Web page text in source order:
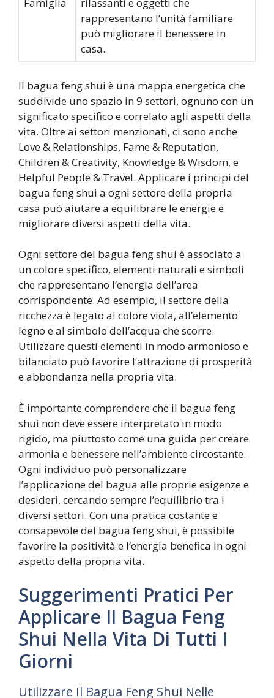
rappresentano l’unità familiare
può migliorare il benessere in
casa.
Il bagua feng shui è una mappa energetica che
suddivide uno spazio in 9 settori, ognuno con un
significato specifico e correlato agli aspetti della
vita. Oltre ai settori menzionati, ci sono anche
Love & Relationships, Fame & Reputation,
Children & Creativity, Knowledge & Wisdom, e
Helpful People & Travel. Applicare i principi del
bagua feng shui a ogni settore della propria
casa può aiutare a equilibrare le energie e
migliorare diversi aspetti della vita.
Ogni settore del bagua feng shui è associato a
un colore specifico, elementi naturali e simboli
che rappresentano l’energia dell’area
corrispondente. Ad esempio, il settore della
ricchezza è legato al colore viola, all’elemento
legno e al simbolo dell’acqua che scorre.
Utilizzare questi elementi in modo armonioso e
bilanciato può favorire l’attrazione di prosperità
e abbondanza nella propria vita.
È importante comprendere che il bagua feng
shui non deve essere interpretato in modo
rigido, ma piuttosto come una guida per creare
armonia e benessere nell’ambiente circostante.
Ogni individuo può personalizzare
l’applicazione del bagua alle proprie esigenze e
desideri, cercando sempre l’equilibrio tra i
diversi settori. Con una pratica costante e
consapevole del bagua feng shui, è possibile
favorire la positività e l’energia benefica in ogni
aspetto della propria vita.
Suggerimenti Pratici Per
Applicare Il Bagua Feng
Shui Nella Vita Di Tutti I
Giorni
Utilizzare Il Bagua Feng Shui Nelle